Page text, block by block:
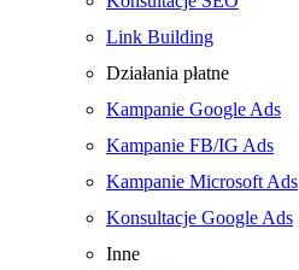
Link Building
Działania płatne
Kampanie Google Ads
Kampanie FB/IG Ads
Kampanie Microsoft Ads
Konsultacje Google Ads
Inne